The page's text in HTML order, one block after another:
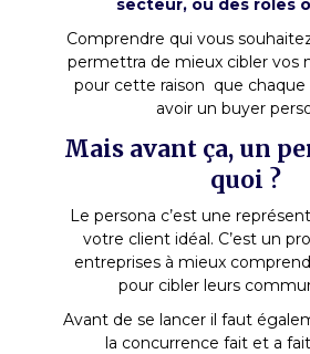
secteur, ou des rôles
Comprendre qui vous
permettra de mieux cibler vos
pour cette raison que
avoir un buyer
Mais avant ça, un
quoi ?
Le persona c’est une
votre client idéal. C’est un
entreprises à mieux
pour cibler leurs
Avant de se lancer il faut
la concurrence fait et a